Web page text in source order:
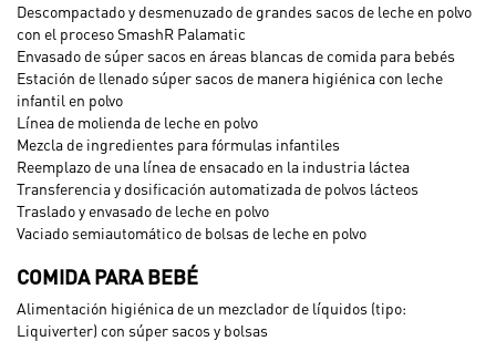
VER
Descompactado y desmenuzado de grandes sacos de leche en polvo
con el proceso SmashR Palamatic
Envasado de súper sacos en áreas blancas de comida para bebés
Estación de llenado súper sacos de manera higiénica con leche
infantil en polvo
Línea de molienda de leche en polvo
Mezcla de ingredientes para fórmulas infantiles
Reemplazo de una línea de ensacado en la industria láctea
Transferencia y dosificación automatizada de polvos lácteos
Traslado y envasado de leche en polvo
Vaciado semiautomático de bolsas de leche en polvo
COMIDA PARA BEBÉ
Alimentación higiénica de un mezclador de líquidos (tipo:
Liquiverter) con súper sacos y bolsas